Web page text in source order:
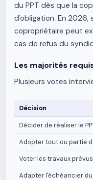
du PPT dès que la
d'obligation. En
copropriétaire peut
cas de refus du
Les majorités
Plusieurs votes
Décision
Décider de réaliser le
Adopter tout ou partie
Voter les travaux
Adapter l'échéancier